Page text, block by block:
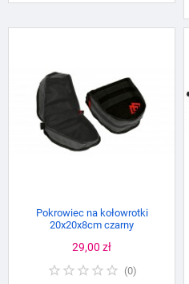
Pokrowiec na kołowrotki
20x20x8cm czarny
Cena
29,00 zł
(0)